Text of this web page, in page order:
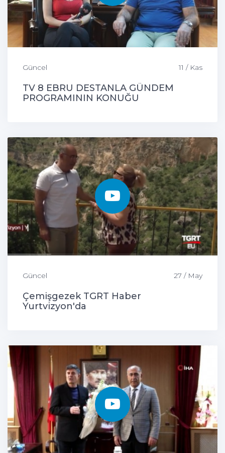
Güncel 11 / Kas
TV 8 EBRU DESTANLA GÜNDEM
PROGRAMININ KONUĞU
Güncel 27 / May
Çemişgezek TGRT Haber
Yurtvizyon'da